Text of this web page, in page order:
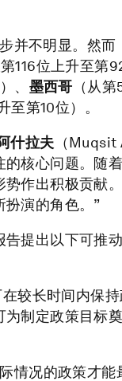
并不明显。然而
第116位上升至第
、 墨西哥 （从
至第10位）。
什拉夫 （
核心问题。随
作出积极贡献
演的角色。”
提出以下可推
较长时间内保
制定政策目标
情况的政策才